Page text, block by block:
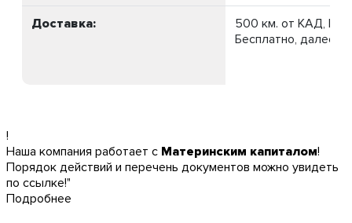
Доставка:
500 км. от КАД,
Бесплатно, далее
!
Наша компания работает с Материнским капиталом!
Порядок действий и перечень документов можно увидеть
по ссылке!"
Подробнее